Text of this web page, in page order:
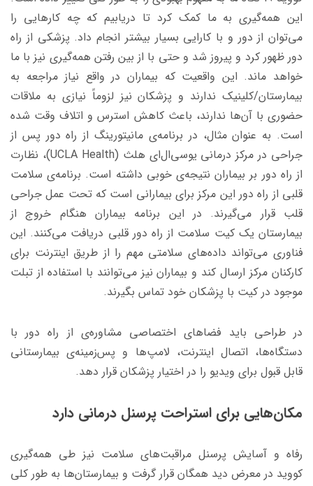
این همه‌گیری به ما کمک کرد تا دریابیم که چه‌ کارهایی را
می‌توان از دور و با کارایی بسیار بیشتر انجام داد. پزشکی از راه
دور ظهور کرد و پیروز شد و حتی با از بین رفتن همه‌گیری نیز با ما
خواهد ماند. این واقعیت که بیماران در واقع نیاز مراجعه به
بیمارستان/کلینیک ندارند و پزشکان نیز لزوماً نیازی به ملاقات
حضوری با آن‌ها ندارند، باعث کاهش استرس و اتلاف وقت شده
است. به‌ عنوان ‌مثال، در برنامه‌ی مانیتورینگ از راه دور پس از
جراحی در مرکز درمانی یوسی‌ال‌ای هلث (UCLA Health)، نظارت
از راه دور بر بیماران نتیجه‌ی خوبی داشته است. برنامه‌ی سلامت
قلبی از راه دور این مرکز برای بیمارانی است که تحت عمل جراحی
قلب قرار می‌گیرند. در این برنامه بیماران هنگام خروج از
بیمارستان یک کیت سلامت از راه دور قلبی دریافت می‌کنند. این
فناوری می‌تواند داده‌های سلامتی مهم را از طریق اینترنت برای
کارکنان مرکز ارسال کند و بیماران نیز می‌توانند با استفاده از تبلت
موجود در کیت با پزشکان خود تماس بگیرند.
در طراحی باید فضاهای اختصاصی مشاوره‌ی از راه دور با
دستگاه‌ها، اتصال اینترنت، لامپ‌ها و پس‌زمینه‌ی بیمارستانی
قابل قبول برای ویدیو را در اختیار پزشکان قرار دهد.
مکان‌هایی برای استراحت پرسنل درمانی دارد
رفاه و آسایش پرسنل مراقبت‌های سلامت نیز طی همه‌گیری
کووید در معرض دید همگان قرار گرفت و بیمارستان‌ها به‌ طور کلی